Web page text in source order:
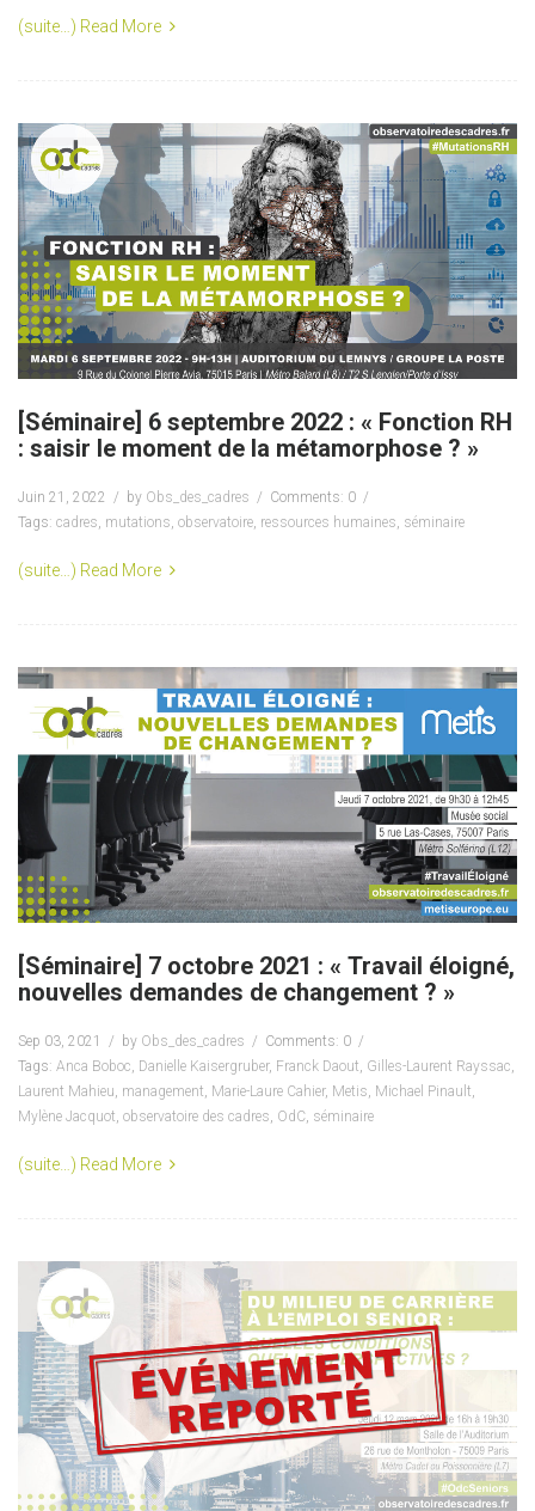
(suite…) Read More
[Séminaire] 6 septembre 2022 : « Fonction RH
: saisir le moment de la métamorphose ? »
Juin 21, 2022 by Obs_des_cadres
Comments: 0
Tags: cadres, mutations, observatoire, ressources humaines, séminaire
(suite…) Read More
[Séminaire] 7 octobre 2021 : « Travail éloigné,
nouvelles demandes de changement ? »
Sep 03, 2021 by Obs_des_cadres
Comments: 0
Tags: Anca Boboc, Danielle Kaisergruber, Franck Daout, Gilles-Laurent Rayssac,
Laurent Mahieu, management, Marie-Laure Cahier, Metis, Michael Pinault,
Mylène Jacquot, observatoire des cadres, OdC, séminaire
(suite…) Read More